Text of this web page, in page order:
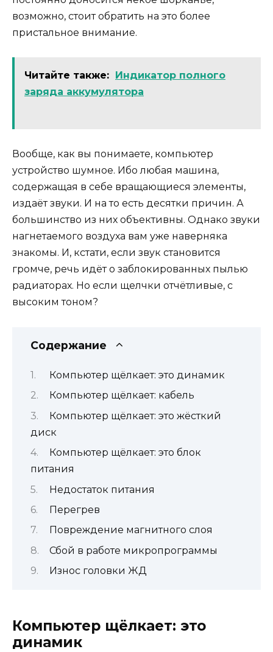
возможно, стоит обратить на это более
пристальное внимание.
Читайте также:
Индикатор полного
заряда аккумулятора
Вообще, как вы понимаете, компьютер
устройство шумное. Ибо любая машина,
содержащая в себе вращающиеся элементы,
издаёт звуки. И на то есть десятки причин. А
большинство из них объективны. Однако звуки
нагнетаемого воздуха вам уже наверняка
знакомы. И, кстати, если звук становится
громче, речь идёт о заблокированных пылью
радиаторах. Но если щелчки отчётливые, с
высоким тоном?
Содержание
Компьютер щёлкает: это динамик
Компьютер щёлкает: кабель
Компьютер щёлкает: это жёсткий
диск
Компьютер щёлкает: это блок
питания
Недостаток питания
Перегрев
Повреждение магнитного слоя
Сбой в работе микропрограммы
Износ головки ЖД
Компьютер щёлкает: это
динамик